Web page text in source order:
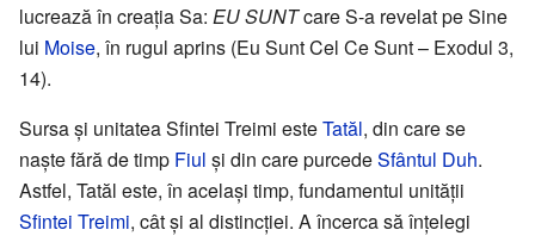
lucrează în creația Sa: EU SUNTcare S-a revelat pe Sine
lui Moise, în rugul aprins (Eu Sunt Cel Ce Sunt – Exodul 3,
14).
Sursa și unitatea Sfintei Treimi esteTatăl, din care se
naște fără de timp Fiul și din care purcedeSfântul Duh.
Astfel, Tatăl este, în același timp, fundamentul unității
Sfintei Treimi, cât și al distincției. A încerca să înțelegi